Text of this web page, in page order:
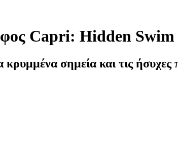
Capri: Hidden Swim
σημεία και τις ήσυχες